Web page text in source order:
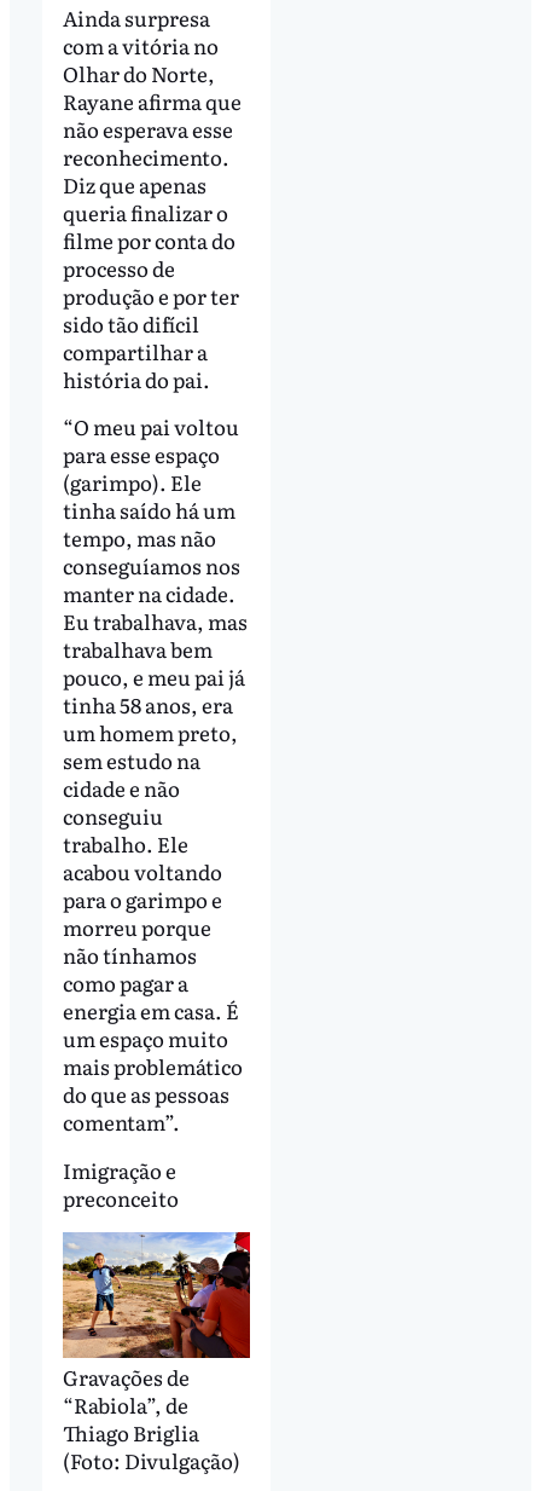
Ainda surpresa
com a vitória no
Olhar do Norte,
Rayane afirma que
não esperava esse
reconhecimento.
Diz que apenas
queria finalizar o
filme por conta do
processo de
produção e por ter
sido tão difícil
compartilhar a
história do pai.
“O meu pai voltou
para esse espaço
(garimpo). Ele
tinha saído há um
tempo, mas não
conseguíamos nos
manter na cidade.
Eu trabalhava, mas
trabalhava bem
pouco, e meu pai já
tinha 58 anos, era
um homem preto,
sem estudo na
cidade e não
conseguiu
trabalho. Ele
acabou voltando
para o garimpo e
morreu porque
não tínhamos
como pagar a
energia em casa. É
um espaço muito
mais problemático
do que as pessoas
comentam”.
Imigração e
preconceito
Gravações de
“Rabiola”, de
Thiago Briglia
(Foto: Divulgação)